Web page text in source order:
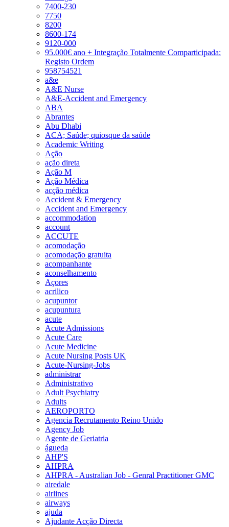
7400-230
7750
8200
8600-174
9120-000
95.000€ ano + Integração Totalmente Comparticipada:
Registo Ordem
958754521
a&e
A&E Nurse
A&E-Accident and Emergency
ABA
Abrantes
Abu Dhabi
ACA; Saúde; quiosque da saúde
Academic Writing
Ação
ação direta
Ação M
Ação Médica
acção médica
Accident & Emergency
Accident and Emergency
accommodation
account
ACCUTE
acomodação
acomodação gratuita
acompanhante
aconselhamento
Açores
acrilico
acupuntor
acupuntura
acute
Acute Admissions
Acute Care
Acute Medicine
Acute Nursing Posts UK
Acute-Nursing-Jobs
administrar
Administrativo
Adult Psychiatry
Adults
AEROPORTO
Agencia Recrutamento Reino Unido
Agency Job
Agente de Geriatria
águeda
AHP'S
AHPRA
AHPRA - Australian Job - Genral Practitioner GMC
airedale
airlines
airways
ajuda
Ajudante Acção Directa